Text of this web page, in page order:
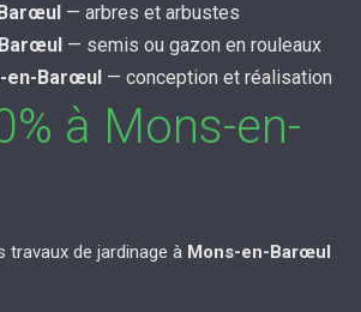
— arbres et arbustes
— semis ou gazon en rouleaux
en-Barœul— conception et réalisation
à Mons-en-
travaux de jardinage à Mons-en-Barœul